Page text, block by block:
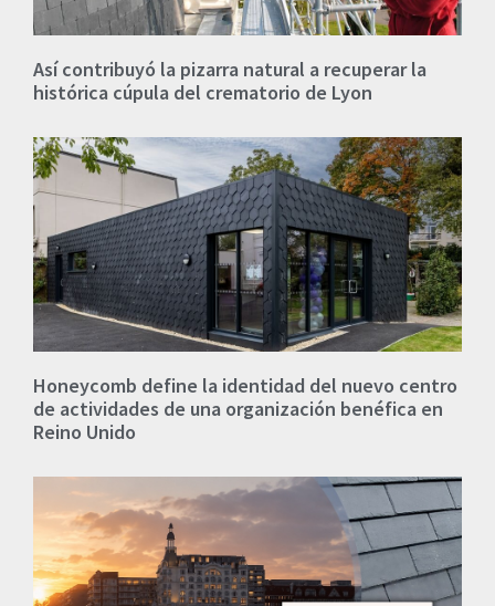
Así contribuyó la pizarra natural a recuperar la
histórica cúpula del crematorio de Lyon
Honeycomb define la identidad del nuevo centro
de actividades de una organización benéfica en
Reino Unido